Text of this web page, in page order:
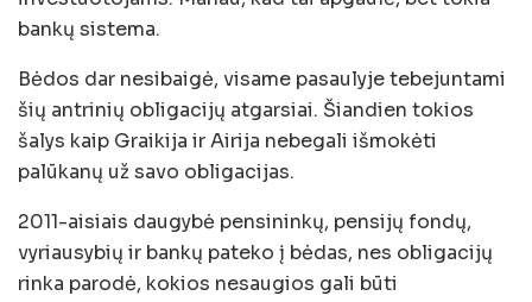
bankų sistema.
Bėdos dar nesibaigė, visame pasaulyje tebejuntami
šių antrinių obligacijų atgarsiai. Šiandien tokios
šalys kaip Graikija ir Airija nebegali išmokėti
palūkanų už savo obligacijas.
2011-aisiais daugybė pensininkų, pensijų fondų,
vyriausybių ir bankų pateko į bėdas, nes obligacijų
rinka parodė, kokios nesaugios gali būti